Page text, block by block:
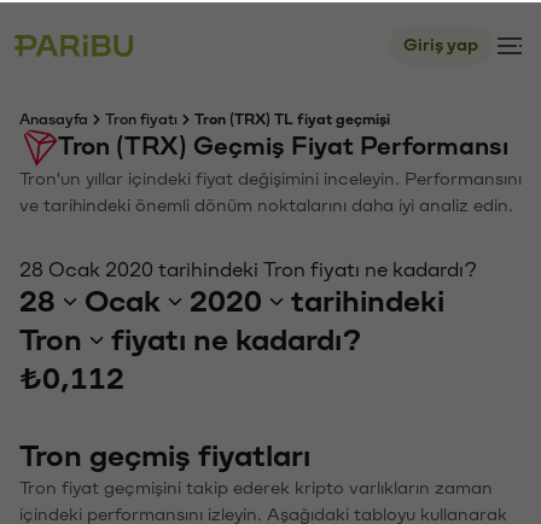
Giriş yap
Anasayfa Tron fiyatı Tron (TRX) TL fiyat geçmişi
Tron (TRX) Geçmiş Fiyat Performansı
Tron'un yıllar içindeki fiyat değişimini inceleyin. Performansını
ve tarihindeki önemli dönüm noktalarını daha iyi analiz edin.
28 Ocak 2020 tarihindeki Tron fiyatı ne kadardı?
28 Ocak 2020
tarihindeki
Tron
fiyatı ne kadardı?
₺0,112
Tron geçmiş fiyatları
Tron fiyat geçmişini takip ederek kripto varlıkların zaman
içindeki performansını izleyin. Aşağıdaki tabloyu kullanarak